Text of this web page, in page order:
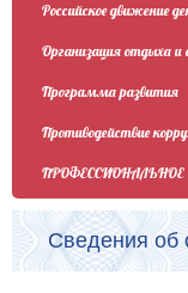
Российское движение
Организация отдыха и
Программа развития
Противодействие
Сведения об